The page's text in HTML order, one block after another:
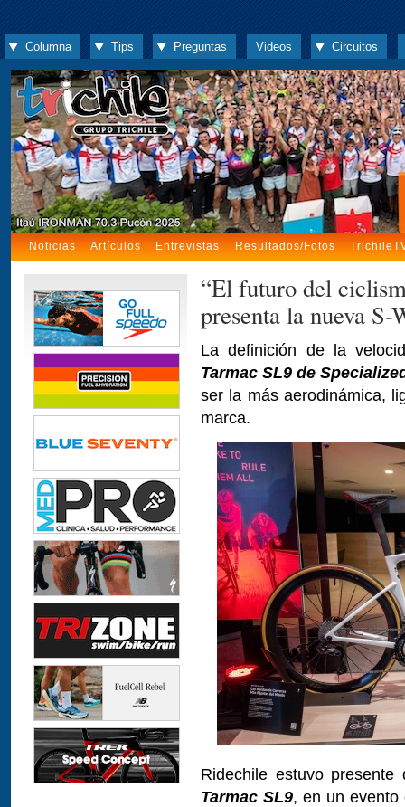
Columna Tips Preguntas Videos Circuitos
Noticias Artículos Entrevistas Resultados/Fotos
“El futuro del
presenta la nueva
La definición de la
Tarmac SL9 de
ser la más aerodinámica,
marca.
Ridechile estuvo
Tarmac SL9, en un evento